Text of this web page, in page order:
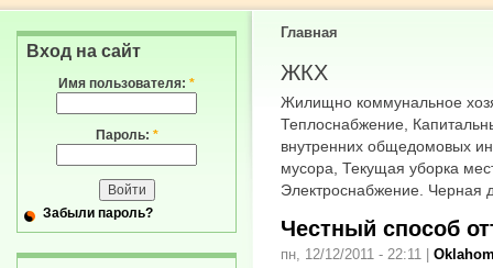
Главная
ЖКХ
Жилищно коммунальное
Теплоснабжение,
внутренних общедомовых
мусора, Текущая уборка
Электроснабжение. Черная
Честный способ
пн, 12/12/2011 - 22:11 |
Вход на сайт
Имя пользователя: *
Пароль: *
Забыли пароль?